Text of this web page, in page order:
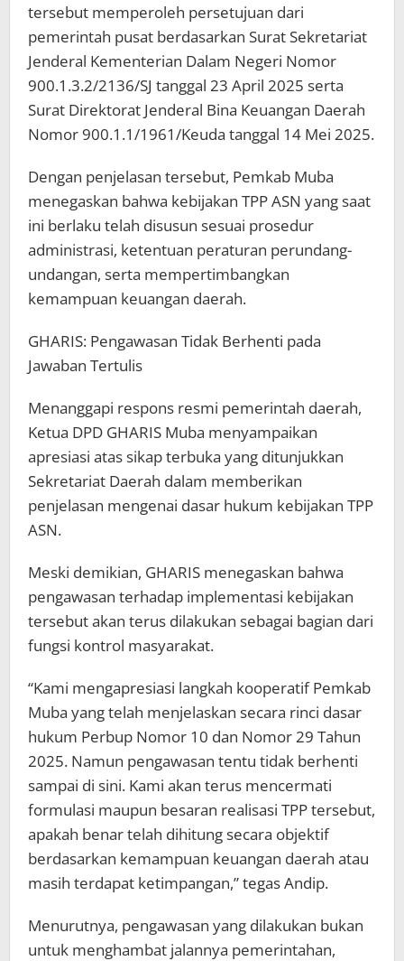
tersebut memperoleh persetujuan dari
pemerintah pusat berdasarkan Surat Sekretariat
Jenderal Kementerian Dalam Negeri Nomor
900.1.3.2/2136/SJ tanggal 23 April 2025 serta
Surat Direktorat Jenderal Bina Keuangan Daerah
Nomor 900.1.1/1961/Keuda tanggal 14 Mei 2025.
Dengan penjelasan tersebut, Pemkab Muba
menegaskan bahwa kebijakan TPP ASN yang saat
ini berlaku telah disusun sesuai prosedur
administrasi, ketentuan peraturan perundang-
undangan, serta mempertimbangkan
kemampuan keuangan daerah.
GHARIS: Pengawasan Tidak Berhenti pada
Jawaban Tertulis
Menanggapi respons resmi pemerintah daerah,
Ketua DPD GHARIS Muba menyampaikan
apresiasi atas sikap terbuka yang ditunjukkan
Sekretariat Daerah dalam memberikan
penjelasan mengenai dasar hukum kebijakan TPP
ASN.
Meski demikian, GHARIS menegaskan bahwa
pengawasan terhadap implementasi kebijakan
tersebut akan terus dilakukan sebagai bagian dari
fungsi kontrol masyarakat.
“Kami mengapresiasi langkah kooperatif Pemkab
Muba yang telah menjelaskan secara rinci dasar
hukum Perbup Nomor 10 dan Nomor 29 Tahun
2025. Namun pengawasan tentu tidak berhenti
sampai di sini. Kami akan terus mencermati
formulasi maupun besaran realisasi TPP tersebut,
apakah benar telah dihitung secara objektif
berdasarkan kemampuan keuangan daerah atau
masih terdapat ketimpangan,” tegas Andip.
Menurutnya, pengawasan yang dilakukan bukan
untuk menghambat jalannya pemerintahan,